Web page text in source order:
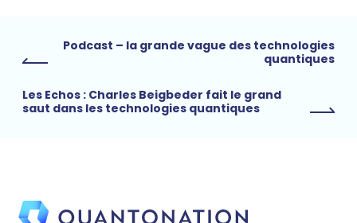
Podcast – la grande vague des technologies
quantiques
Les Echos : Charles Beigbeder fait le grand
saut dans les technologies quantiques